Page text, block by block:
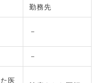
勤務先
－
－
医